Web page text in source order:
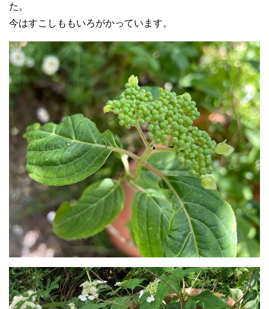
た。
今はすこしももいろがかっています。